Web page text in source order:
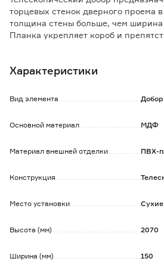
торцевых стенок дверного проема в
толщина стены больше, чем ширина
Планка укрепляет короб и
Особенности и преимущества:
элемент без применения
- за изделием легко ухаживать,
Характеристики
Вид элемента
Основной материал МДФ
Материал внешней отделки ПВХ-
Конструкция
Место установки
Высота (мм) 2070
Ширина (мм) 150